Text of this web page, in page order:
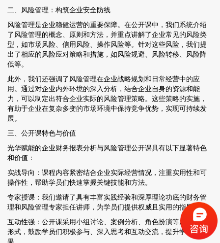
二、风险管理：构筑企业安全防线
风险管理是企业稳健运营的重要保障。在公开课中，我们系统介绍
了风险管理的概念、原则和方法，并重点讲解了企业常见的风险类
型，如市场风险、信用风险、操作风险等。针对这些风险，我们提
出了相应的风险应对策略和措施，如风险规避、风险转移、风险降
低等。
此外，我们还强调了风险管理在企业战略规划和日常经营中的应
用。通过对企业内外环境的深入分析，结合企业自身的资源和能
力，可以制定出符合企业实际的风险管理策略。这些策略的实施，
有助于企业在复杂多变的市场环境中保持竞争优势，实现可持续发
展。
三、公开课特色与价值
光华赋能的企业财务报表分析与风险管理公开课具有以下显著特色
和价值：
实战导向：课程内容紧密结合企业实际经营情况，注重实用性和可
操作性，帮助学员们快速掌握关键技能和方法。
专家授课：我们邀请了具有丰富实践经验和深厚理论功底的财务管
理和风险管理专家担任讲师，为学员们提供权威且实用的指导。
互动性强：公开课采用小组讨论、案例分析、角色扮演等多种互动
形式，鼓励学员们积极参与、深入思考和互动交流，提升学习效